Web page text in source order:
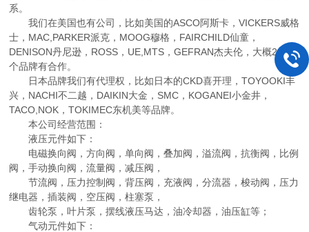
系。
我们在美国也有公司，比如美国的ASCO阿斯卡，VICKERS威格
士，MAC,PARKER派克，MOOG穆格，FAIRCHILD仙童，
DENISON丹尼逊，ROSS，UE,MTS，GEFRAN杰夫伦，大概200多
个品牌有合作。
日本品牌我们有代理权，比如日本的CKD喜开理，TOYOOKI丰
兴，NACHI不二越，DAIKIN大金，SMC，KOGANEI小金井，
TACO,NOK，TOKIMEC东机美等品牌。
本公司经营范围：
液压元件如下：
电磁换向阀，方向阀，单向阀，叠加阀，溢流阀，抗衡阀，比例
阀，手动换向阀，流量阀，减压阀，
节流阀，压力控制阀，背压阀，充液阀，分流器，梭动阀，压力
继电器，插装阀，空压阀，柱塞泵，
齿轮泵，叶片泵，摆线液压马达，油冷却器，油压缸等；
气动元件如下：